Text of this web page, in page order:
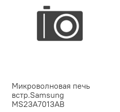
Микроволновая печь
встр.Samsung
MS23A7013AB